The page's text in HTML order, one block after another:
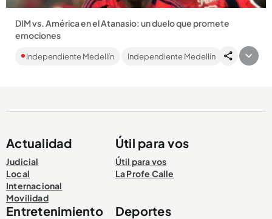
DIM vs. América en el Atanasio: un duelo que promete
emociones
enfrentarán esta tarde (6:10 p.m.) en el Coloso de la 74....
Independiente Medellín Independiente Medellín
Compartir Noticia
Actualidad
Judicial
Local
Internacional
Movilidad
Útil para vos
Útil para vos
La Profe Calle
Entretenimiento Deportes